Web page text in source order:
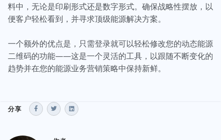
料中，无论是印刷形式还是数字形式。确保战略性摆放，以
便客户轻松看到，并寻求顶级能源解决方案。
一个额外的优点是，只需登录就可以轻松修改您的动态能源
二维码的功能——这是一个灵活的工具，以跟随不断变化的
趋势并在您的能源业务营销策略中保持新鲜。
分享